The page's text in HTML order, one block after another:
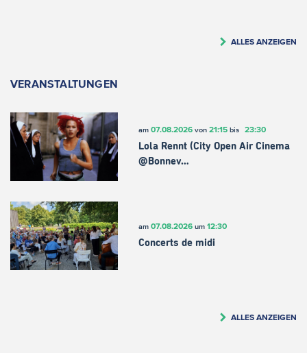
ALLES ANZEIGEN
VERANSTALTUNGEN
am 07.08.2026von 21:15bis 23:30
Lola Rennt (City Open Air Cinema
@Bonnev…
am 07.08.2026um 12:30
Concerts de midi
ALLES ANZEIGEN